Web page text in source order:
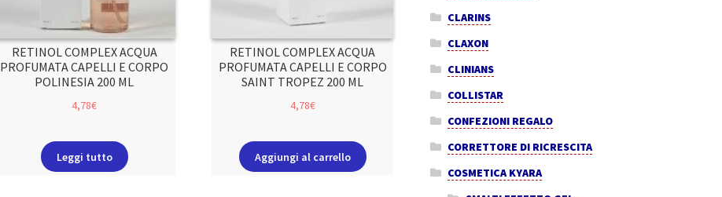
RETINOL COMPLEX ACQUA
PROFUMATA CAPELLI E CORPO
POLINESIA 200 ML
4,78€
Leggi tutto
RETINOL COMPLEX ACQUA
PROFUMATA CAPELLI E CORPO
SAINT TROPEZ 200 ML
4,78€
Aggiungi al carrello
CLARINS
CLAXON
CLINIANS
COLLISTAR
CONFEZIONI REGALO
CORRETTORE DI RICRESCITA
COSMETICA KYARA